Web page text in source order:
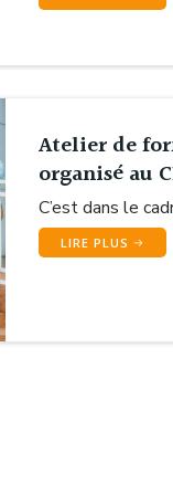
Atelier de
organisé au
C’est dans le
LIRE PLUS